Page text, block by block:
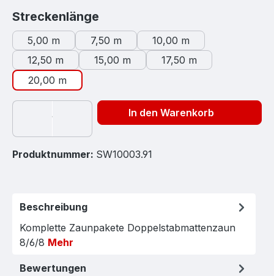
Streckenlänge
5,00 m 7,50 m
10,00 m
12,50 m
15,00 m
17,50 m
20,00 m
In den Warenkorb
Produktnummer: SW10003.91
Beschreibung
Komplette Zaunpakete Doppelstabmattenzaun
8/6/8 Mehr
Bewertungen